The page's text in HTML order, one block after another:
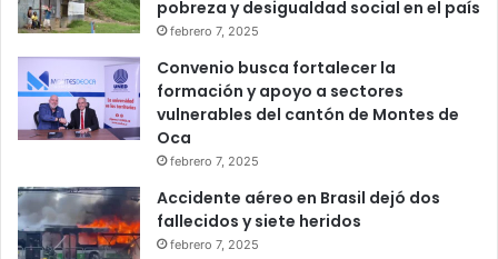
pobreza y desigualdad social en el país
febrero 7, 2025
Convenio busca fortalecer la
formación y apoyo a sectores
vulnerables del cantón de Montes de
Oca
febrero 7, 2025
Accidente aéreo en Brasil dejó dos
fallecidos y siete heridos
febrero 7, 2025